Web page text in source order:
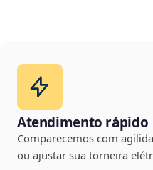
Atendimento rápido
Comparecemos com
ou ajustar sua torneira